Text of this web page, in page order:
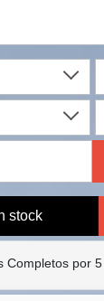
stock
Completos por